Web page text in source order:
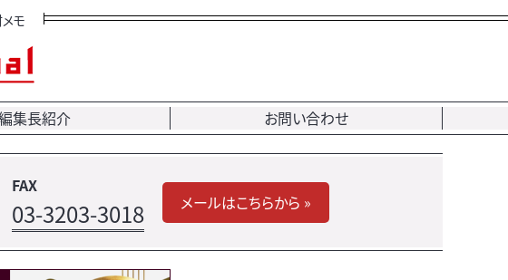
モ
集長紹介 お問い合わせ
FAX
03-3203-3018 メールはこちらから »